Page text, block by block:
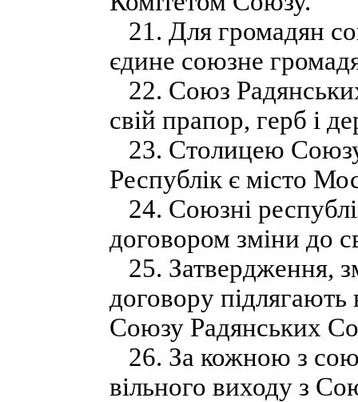
21. Для громадян
єдине союзне
22. Союз
свій прапор, герб і
23. Столицею
Республік є місто
24. Союзні
договором зміни до
25. Затвердження,
договору
Союзу Радянських
26. За кожною з
вільного виходу з